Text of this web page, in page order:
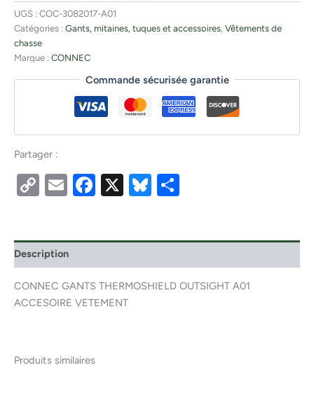
UGS : COC-3082017-A01
Catégories : Gants, mitaines, tuques et accessoires, Vêtements de
chasse
Marque : CONNEC
Commande sécurisée garantie
Partager :
CopyEmailFacebook
X Bluesky
Description
CONNEC GANTS THERMOSHIELD OUTSIGHT A01
ACCESOIRE VETEMENT
Produits similaires